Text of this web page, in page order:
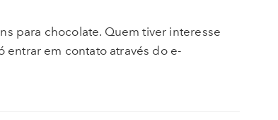
para chocolate. Quem tiver interesse
entrar em contato através do e-